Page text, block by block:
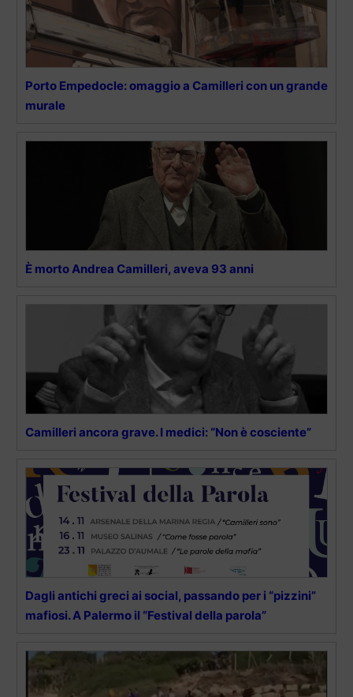
Porto Empedocle: omaggio a Camilleri con un grande
murale
È morto Andrea Camilleri, aveva 93 anni
Camilleri ancora grave. I medici: “Non è cosciente”
Dagli antichi greci ai social, passando per i “pizzini”
mafiosi. A Palermo il “Festival della parola”